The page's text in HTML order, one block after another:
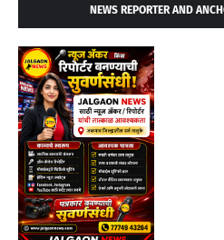
NEWS REPORTER AND